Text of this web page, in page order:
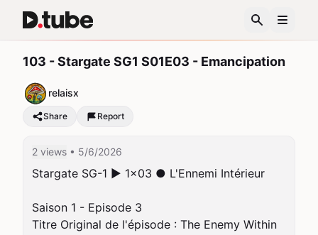
103 - Stargate SG1 S01E03 - Emancipation
relaisx
Share Report
2 views • 5/6/2026
Stargate SG-1 ► 1x03 ● L'Ennemi Intérieur
Saison 1 - Episode 3
Titre Original de l'épisode : The Enemy Within